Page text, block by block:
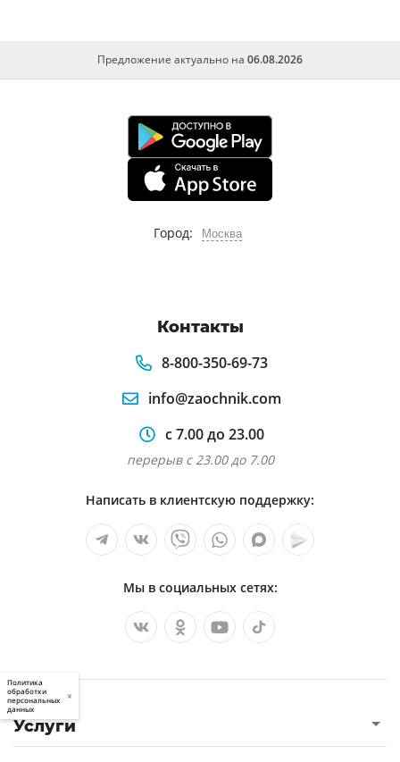
Предложение актуально на 06.08.2026
Город: Москва
Контакты
8-800-350-69-73
info@zaochnik.com
с 7.00 до 23.00
перерыв с 23.00 до 7.00
Написать в клиентскую поддержку:
Мы в социальных сетях:
Услуги
Политика
обработки
персональных
данных
×